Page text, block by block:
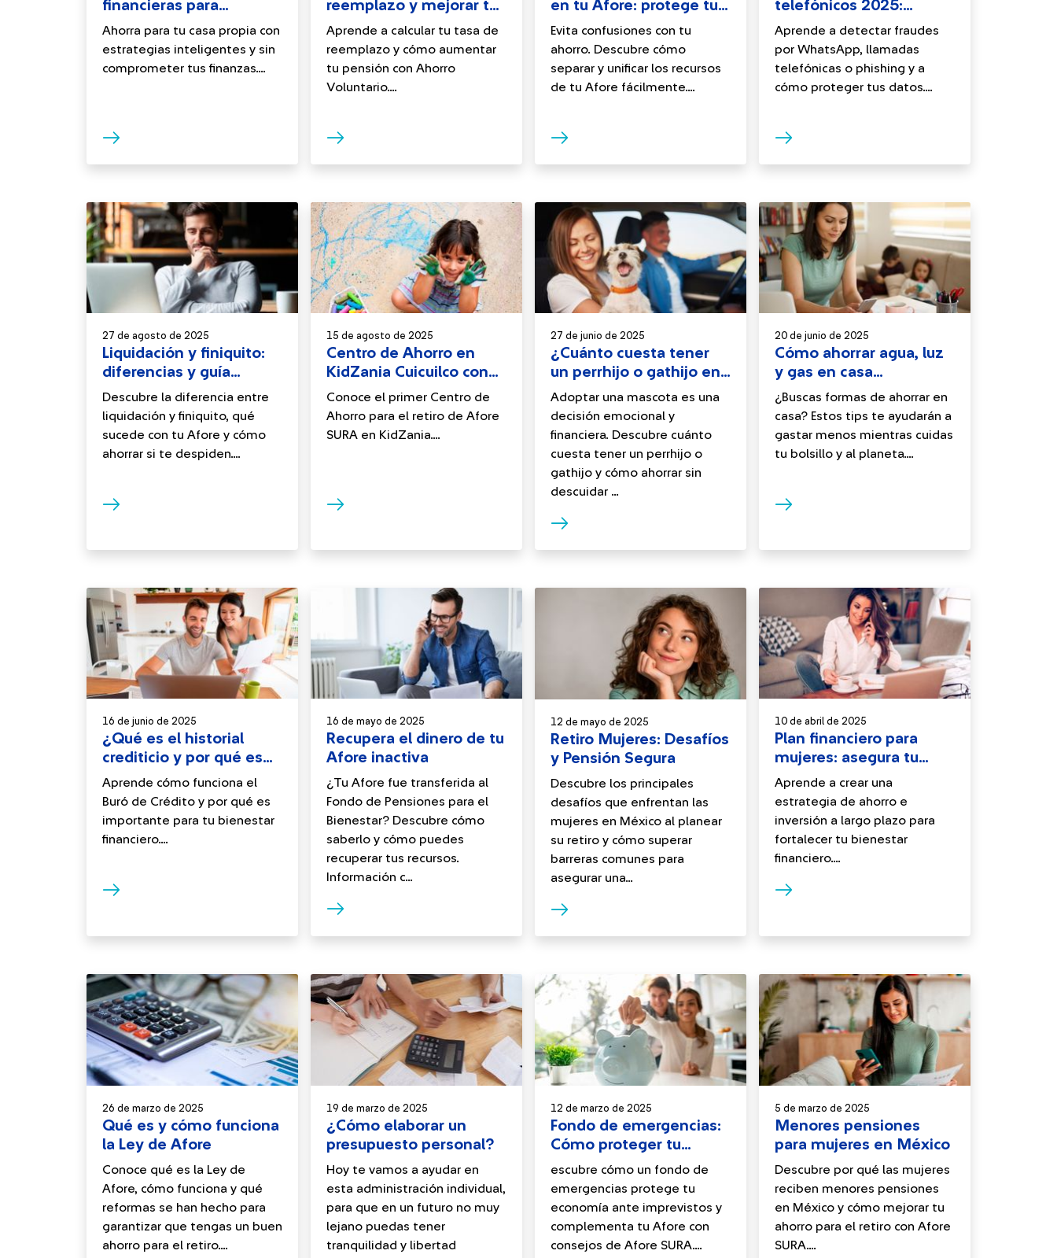
financieras para
independizarte sin
deudas
Ahorra para tu casa propia con
estrategias inteligentes y sin
comprometer tus finanzas....
reemplazo y mejorar tu
pensión para el retiro
Aprende a calcular tu tasa de
reemplazo y cómo aumentar
tu pensión con Ahorro
Voluntario....
en tu Afore: protege tu
ahorro para el retiro
Evita confusiones con tu
ahorro. Descubre cómo
separar y unificar los recursos
de tu Afore fácilmente....
telefónicos 2025:
consejos de prevención
Aprende a detectar fraudes
por WhatsApp, llamadas
telefónicas o phishing y a
cómo proteger tus datos....
27 de agosto de 2025
Liquidación y finiquito:
diferencias y guía
práctica
Descubre la diferencia entre
liquidación y finiquito, qué
sucede con tu Afore y cómo
ahorrar si te despiden....
15 de agosto de 2025
Centro de Ahorro en
KidZania Cuicuilco con
Afore SURA
Conoce el primer Centro de
Ahorro para el retiro de Afore
SURA en KidZania....
27 de junio de 2025
¿Cuánto cuesta tener
un perrhijo o gathijo en
México?
Adoptar una mascota es una
decisión emocional y
financiera. Descubre cuánto
cuesta tener un perrhijo o
gathijo y cómo ahorrar sin
descuidar ...
20 de junio de 2025
Cómo ahorrar agua, luz
y gas en casa
fácilmente
¿Buscas formas de ahorrar en
casa? Estos tips te ayudarán a
gastar menos mientras cuidas
tu bolsillo y al planeta....
16 de junio de 2025
¿Qué es el historial
crediticio y por qué es
importante?
Aprende cómo funciona el
Buró de Crédito y por qué es
importante para tu bienestar
financiero....
16 de mayo de 2025
Recupera el dinero de tu
Afore inactiva
¿Tu Afore fue transferida al
Fondo de Pensiones para el
Bienestar? Descubre cómo
saberlo y cómo puedes
recuperar tus recursos.
Información c...
12 de mayo de 2025
Retiro Mujeres: Desafíos
y Pensión Segura
Descubre los principales
desafíos que enfrentan las
mujeres en México al planear
su retiro y cómo superar
barreras comunes para
asegurar una...
10 de abril de 2025
Plan financiero para
mujeres: asegura tu
futuro
Aprende a crear una
estrategia de ahorro e
inversión a largo plazo para
fortalecer tu bienestar
financiero....
26 de marzo de 2025
Qué es y cómo funciona
la Ley de Afore
Conoce qué es la Ley de
Afore, cómo funciona y qué
reformas se han hecho para
garantizar que tengas un buen
ahorro para el retiro....
19 de marzo de 2025
¿Cómo elaborar un
presupuesto personal?
Hoy te vamos a ayudar en
esta administración individual,
para que en un futuro no muy
lejano puedas tener
tranquilidad y libertad
12 de marzo de 2025
Fondo de emergencias:
Cómo proteger tu
economía
escubre cómo un fondo de
emergencias protege tu
economía ante imprevistos y
complementa tu Afore con
consejos de Afore SURA....
5 de marzo de 2025
Menores pensiones
para mujeres en México
Descubre por qué las mujeres
reciben menores pensiones
en México y cómo mejorar tu
ahorro para el retiro con Afore
SURA....